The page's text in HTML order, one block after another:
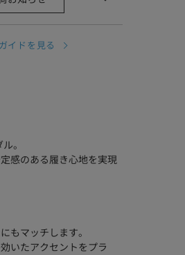
イドを見る
。
感のある履き心地を実現
もマッチします。
いたアクセントをプラ